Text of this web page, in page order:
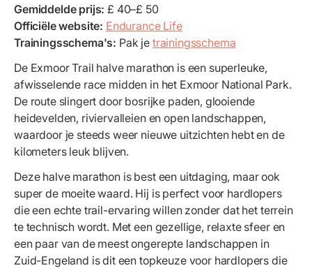
Gemiddelde prijs: £ 40–£ 50
Officiële website: Endurance Life
Trainingsschema's: Pak je trainingsschema
De Exmoor Trail halve marathon is een superleuke,
afwisselende race midden in het Exmoor National Park.
De route slingert door bosrijke paden, glooiende
heidevelden, riviervalleien en open landschappen,
waardoor je steeds weer nieuwe uitzichten hebt en de
kilometers leuk blijven.
Deze halve marathon is best een uitdaging, maar ook
super de moeite waard. Hij is perfect voor hardlopers
die een echte trail-ervaring willen zonder dat het terrein
te technisch wordt. Met een gezellige, relaxte sfeer en
een paar van de meest ongerepte landschappen in
Zuid-Engeland is dit een topkeuze voor hardlopers die